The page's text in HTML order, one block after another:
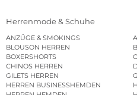
Herrenmode & Schuhe
ANZÜGE & SMOKINGS
BLOUSON HERREN
BOXERSHORTS
CHINOS HERREN
GILETS HERREN
HERREN BUSINESSHEMDEN